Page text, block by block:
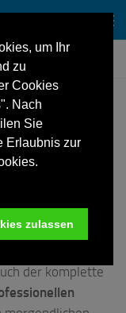
und
professionelle
sein. Nicht nur
der komplette
um Ihr
zu
Cookies
Nach
Sie
Erlaubnis zur
zulassen